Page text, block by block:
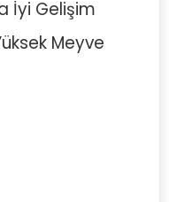
İyi Gelişim
Meyve